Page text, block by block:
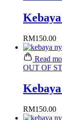
RM150.00
Read
OUT OF
RM150.00